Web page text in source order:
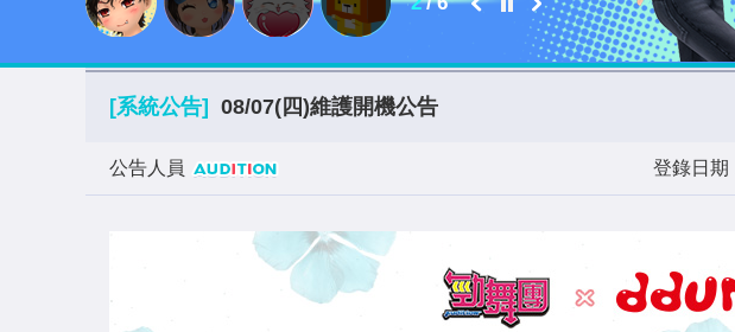
[系統公告] 08/07(四)維護開機公告
公告人員 登錄日期